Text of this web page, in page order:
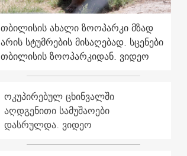
თბილისის ახალი ზოოპარკი მზად
არის სტუმრების მისაღებად. სცენები
თბილისის ზოოპარკიდან. ვიდეო
ოკუპირებულ ცხინვალში
აღდგენითი სამუშაოები
დასრულდა. ვიდეო